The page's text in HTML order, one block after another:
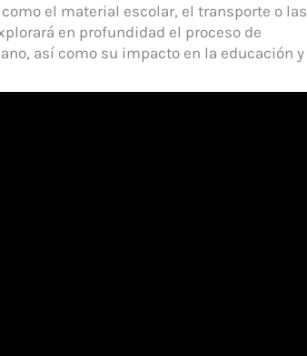
el material escolar, el transporte o las
en profundidad el proceso de
así como su impacto en la educación y